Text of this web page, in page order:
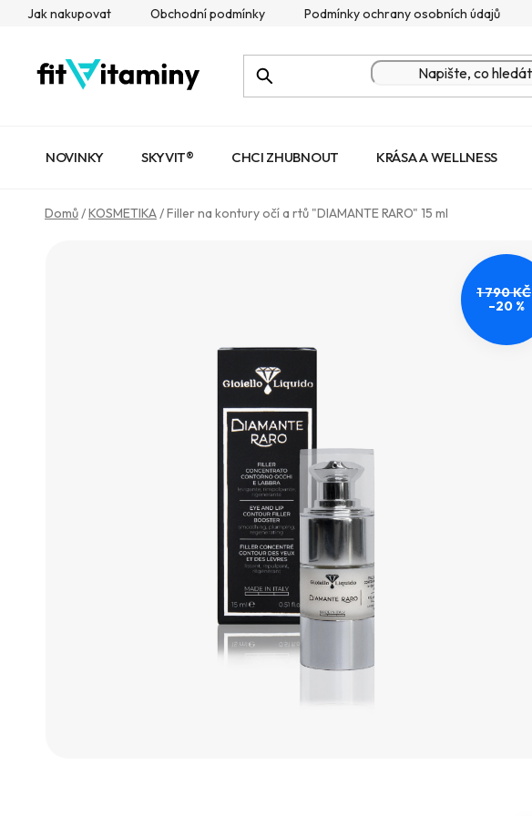
PřejítJak nakupovat Obchodní podmínky Podmínky ochrany osobních údajů
NOVINKY SKYVIT® CHCI ZHUBNOUT KRÁSA A WELLNESS
Domů/KOSMETIKA/Filler na kontury očí a rtů "DIAMANTE RARO" 15 ml
1 790 KČ
–20 %